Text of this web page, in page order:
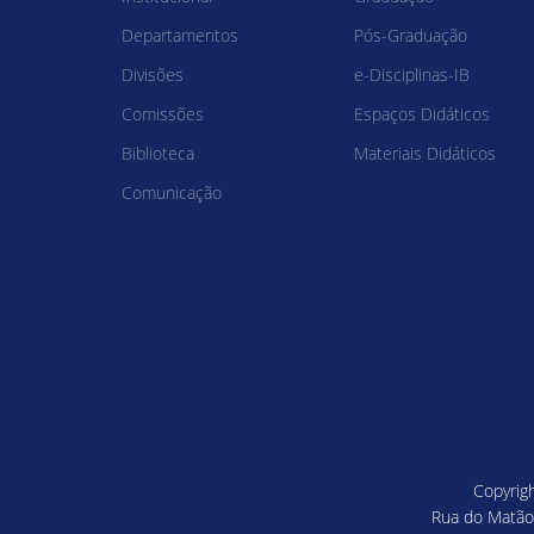
Departamentos
Divisões
Comissões
Biblioteca
Comunicação
Pós-Graduação
e-Disciplinas-IB
Espaços Didáticos
Materiais Didáticos
Rua do